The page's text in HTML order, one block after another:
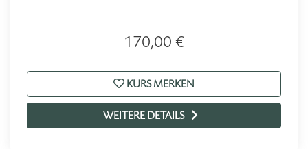
170,00 €
KURS MERKEN
WEITERE DETAILS